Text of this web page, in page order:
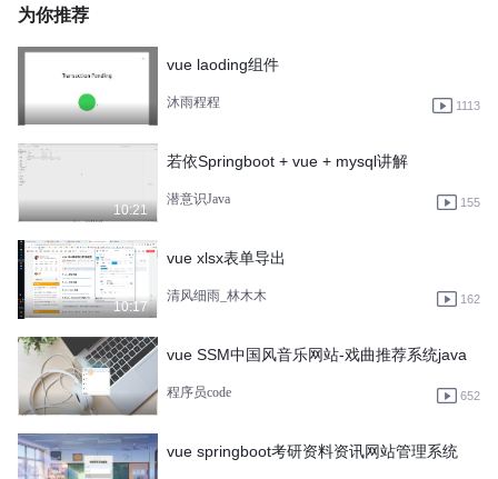
为你推荐
vue laoding组件
沐雨程程 1113
10:21
若依Springboot + vue + mysql讲解
潜意识Java 155
10:17
vue xlsx表单导出
清风细雨_林木木 162
vue SSM中国风音乐网站-戏曲推荐系统java
程序员code 652
vue springboot考研资料资讯网站管理系统